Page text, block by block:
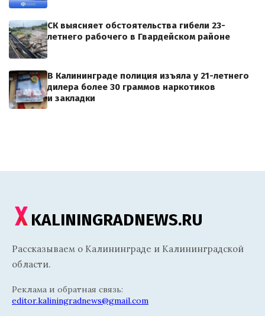
СК выясняет обстоятельства гибели 23-
летнего рабочего в Гвардейском районе
В Калининграде полиция изъяла у 21-летнего
дилера более 30 граммов наркотиков
и закладки
KALININGRADNEWS.RU
Рассказываем о Калининграде и Калининградской
области.
Реклама и обратная связь:
editor.kaliningradnews@gmail.com